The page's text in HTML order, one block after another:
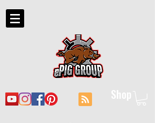
Shop